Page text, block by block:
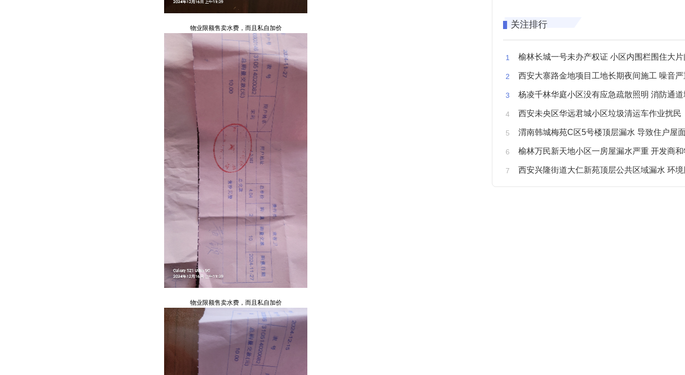
物业限额售卖水费，而且私自加价
物业限额售卖水费，而且私自加价
关注排行
榆林长城一号未办产权证 小区内围栏围住大片闲置
西安大寨路金地项目工地长期夜间施工 噪音严重
杨凌千林华庭小区没有应急疏散照明 消防通
西安未央区华远君城小区垃圾清运车作业扰民
渭南韩城梅苑C区5号楼顶层漏水 导致住户屋面被
榆林万民新天地小区一房屋漏水严重 开发商和物业不予
西安兴隆街道大仁新苑顶层公共区域漏水 环